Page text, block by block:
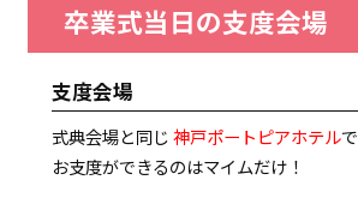
卒業式当日の支度会場
支度会場
式典会場と同じ神戸ポートピアホテルで
お支度ができるのはマイムだけ！